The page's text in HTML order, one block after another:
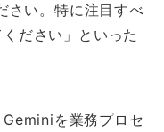
さい。特に注目すべ
ださい」といった
を業務プロセ